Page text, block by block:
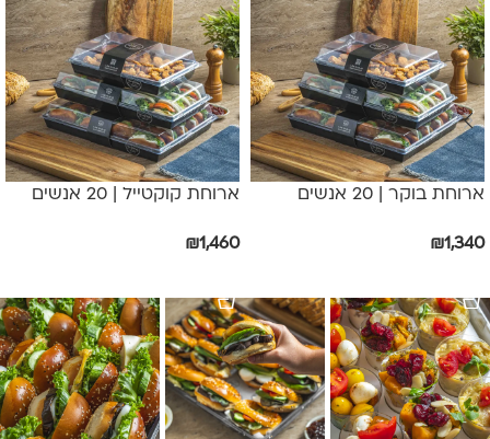
ארוחת בוקר | 20 אנשים
₪1,340
ארוחת קוקטייל | 20 אנשים
₪1,460